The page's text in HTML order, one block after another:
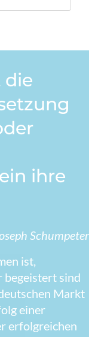
die
ihre
Schumpeter
ist,
begeistert sind
Markt
einer
erfolgreichen